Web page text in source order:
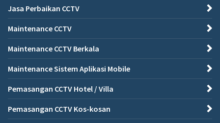
Jasa Perbaikan CCTV
Maintenance CCTV
Maintenance CCTV Berkala
Maintenance Sistem Aplikasi Mobile
Pemasangan CCTV Hotel / Villa
Pemasangan CCTV Kos-kosan